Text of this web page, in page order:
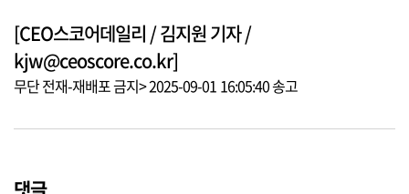
[CEO스코어데일리 / 김지원 기자 /
kjw@ceoscore.co.kr]
무단 전재-재배포 금지> 2025-09-01 16:05:40 송고